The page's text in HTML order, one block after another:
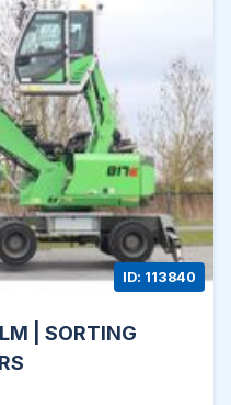
| SORTING
ID: 113840